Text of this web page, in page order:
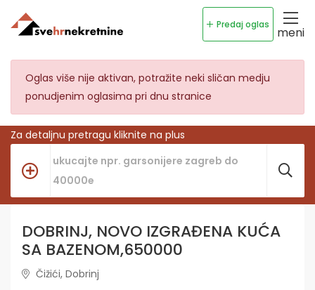
Predaj oglas
meni
Oglas više nije aktivan, potražite neki sličan medju
ponudjenim oglasima pri dnu stranice
Za detaljnu pretragu kliknite na plus
DOBRINJ, NOVO IZGRAĐENA KUĆA
SA BAZENOM,650000
Čižići, Dobrinj